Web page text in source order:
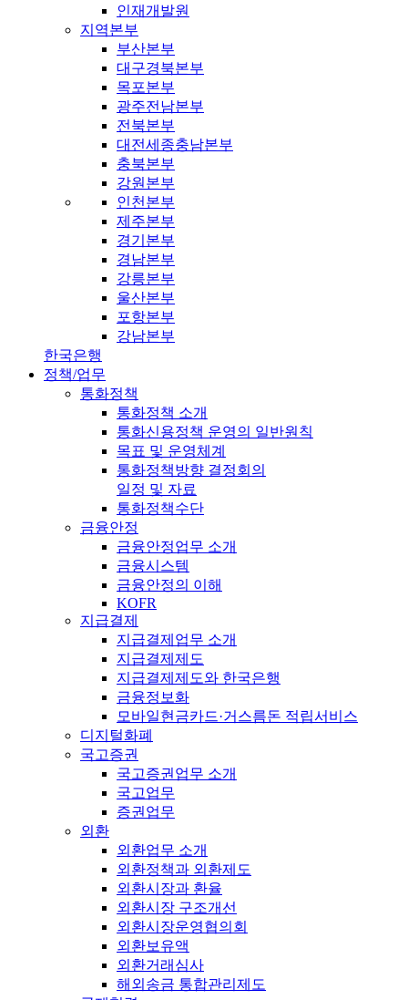
인재개발원
지역본부
부산본부
대구경북본부
목포본부
광주전남본부
전북본부
대전세종충남본부
충북본부
강원본부
인천본부
제주본부
경기본부
경남본부
강릉본부
울산본부
포항본부
강남본부
한국은행
정책/업무
통화정책
통화정책 소개
통화신용정책 운영의 일반원칙
목표 및 운영체계
통화정책방향 결정회의
일정 및 자료
통화정책수단
금융안정
금융안정업무 소개
금융시스템
금융안정의 이해
KOFR
지급결제
지급결제업무 소개
지급결제제도
지급결제제도와 한국은행
금융정보화
모바일현금카드·거스름돈 적립서비스
디지털화폐
국고증권
국고증권업무 소개
국고업무
증권업무
외환
외환업무 소개
외환정책과 외환제도
외환시장과 환율
외환시장 구조개선
외환시장운영협의회
외환보유액
외환거래심사
해외송금 통합관리제도